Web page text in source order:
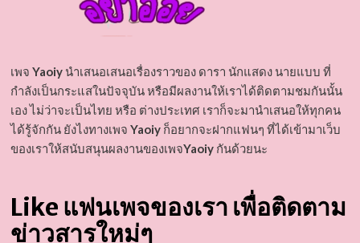
เพจ Yaoiyนำเสนอเสนอเรื่องราวของ ดารา นักแสดง นายแบบ ที่
กำลังเป็นกระแสในปัจจุบัน หรือมีผลงานให้เราได้ติดตามชมกันนั้น
เอง ไม่ว่าจะเป็นไทย หรือ ต่างประเทศ เราก็จะมานำเสนอให้ทุกคน
ได้รู้จักกัน ยังไงทางเพจ Yaoiyก็อยากจะฝากแฟนๆ ที่ได้เข้ามาเว็บ
ของเราให้สนับสนุนผลงานของเพจYaoiyกันด้วยนะ
Like แฟนเพจของเรา เพื่อติดตาม
ข่าวสารใหม่ๆ